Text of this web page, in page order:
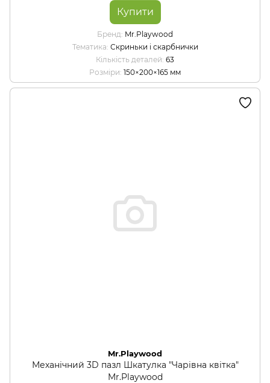
Купити
Бренд Mr.Playwood
Тематика Скриньки і скарбнички
Кількість деталей 63
Розміри 150×200×165 мм
Mr.Playwood
Механічний 3D пазл Шкатулка "Чарівна квітка"
Mr.Playwood